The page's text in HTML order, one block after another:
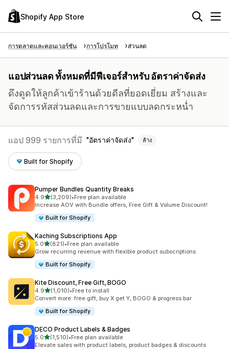
Shopify App Store
การตลาดและคอนเวอร์ชัน การโปรโมท ส่วนลด
แอปส่วนลด ทั้งหมดที่มีฟีเจอร์สำหรับ อัตราค่าจัดส่ง
ดึงดูดให้ลูกค้าเข้าร้านด้วยดีลที่ยอดเยี่ยม สร้างและ
จัดการรหัสส่วนลดและการขายแบบลดกระหน่ำ
แอป 999 รายการที่มี อัตราค่าจัดส่ง ล้าง
Built for Shopify
Pumper Bundles Quantity Breaks
4.9เต็ม 5 ดาว
(3,209)
ทั้งหมด 3209 รีวิว
•Free plan available
Increase AOV with Bundle offers, Free Gift & Volume Discount!
Built for Shopify
Kaching Subscriptions App
5.0เต็ม 5 ดาว
(821)
ทั้งหมด 821 รีวิว
•Free plan available
Grow recurring revenue with flexible product subscriptions
Built for Shopify
Kite Discount, Free Gift, BOGO
4.9เต็ม 5 ดาว
(1,010)
ทั้งหมด 1010 รีวิว
•Free to install
Convert more: free gift, buy X get Y, BOGO & progress bar
Built for Shopify
DECO Product Labels & Badges
5.0เต็ม 5 ดาว
(1,510)
ทั้งหมด 1510 รีวิว
•Free plan available
Elevate sales with product labels, product badges & discounts